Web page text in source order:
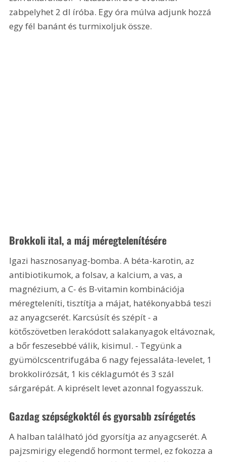
zabpelyhet 2 dl íróba. Egy óra múlva adjunk hozzá
egy fél banánt és turmixoljuk össze.
Brokkoli ital, a máj méregtelenítésére
Igazi hasznosanyag-bomba. A béta-karotin, az
antibiotikumok, a folsav, a kalcium, a vas, a
magnézium, a C- és B-vitamin kombinációja
méregteleníti, tisztítja a májat, hatékonyabbá teszi
az anyagcserét. Karcsúsít és szépít - a
kötőszövetben lerakódott salakanyagok eltávoznak,
a bőr feszesebbé válik, kisimul. - Tegyünk a
gyümölcscentrifugába 6 nagy fejessaláta-levelet, 1
brokkolirózsát, 1 kis céklagumót és 3 szál
sárgarépát. A kipréselt levet azonnal fogyasszuk.
Gazdag szépségkoktél és gyorsabb zsírégetés
A halban található jód gyorsítja az anyagcserét. A
pajzsmirigy elegendő hormont termel, ez fokozza a